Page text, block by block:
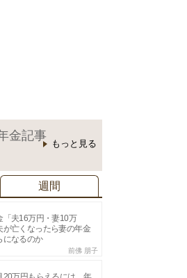
金記事
もっと見る
週間
「夫16万円・妻10万
が亡くなったら妻の年金
になるのか
前佛 朋子